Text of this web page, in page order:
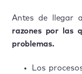
Antes de llegar
razones por las
problemas.
Los